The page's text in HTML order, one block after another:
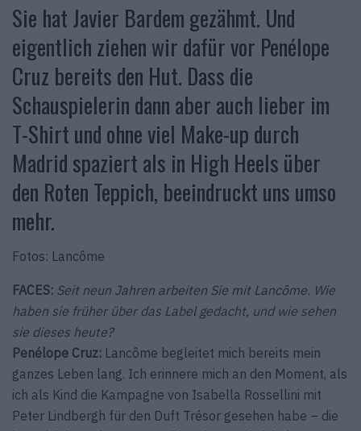
Sie hat Javier Bardem gezähmt. Und
eigentlich ziehen wir dafür vor Penélope
Cruz bereits den Hut. Dass die
Schauspielerin dann aber auch lieber im
T-Shirt und ohne viel Make-up durch
Madrid spaziert als in High Heels über
den Roten Teppich, beeindruckt uns umso
mehr.
Fotos: Lancôme
FACES: Seit neun Jahren arbeiten Sie mit Lancôme. Wie
haben sie früher über das Label gedacht, und wie sehen
sie dieses heute?
Penélope Cruz: Lancôme begleitet mich bereits mein
ganzes Leben lang. Ich erinnere mich an den Moment, als
ich als Kind die Kampagne von Isabella Rossellini mit
Peter Lindbergh für den Duft Trésor gesehen habe – die